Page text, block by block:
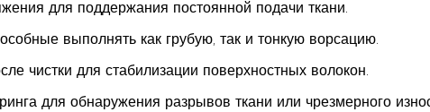
для поддержания постоянной подачи ткани.
выполнять как грубую, так и тонкую ворсацию.
чистки для стабилизации поверхностных волокон.
для обнаружения разрывов ткани или чрезмерного